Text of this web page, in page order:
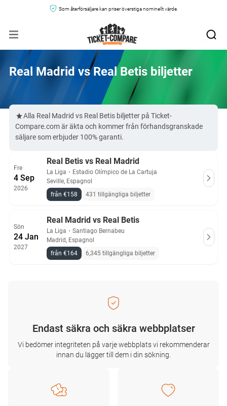
Som återförsäljare kan priser överstiga nominellt värde.
Real Madrid vs Real Betis biljetter
Alla Real Madrid vs Real Betis biljetter på Ticket-
Compare.com är äkta och kommer från förhandsgranskade
säljare som erbjuder 100% garanti.
Fre
4 Sep
2026
Real Betis vs Real Madrid
La Liga ・ Estadio Olímpico de La Cartuja
Seville, Espagnol
från €158
431 tillgängliga biljetter
Sön
24 Jan
2027
Real Madrid vs Real Betis
La Liga ・ Santiago Bernabeu
Madrid, Espagnol
från €164
6,345 tillgängliga biljetter
Endast säkra och säkra webbplatser
Vi bedömer integriteten på varje webbplats vi rekommenderar
innan du lägger till dem i din sökning.